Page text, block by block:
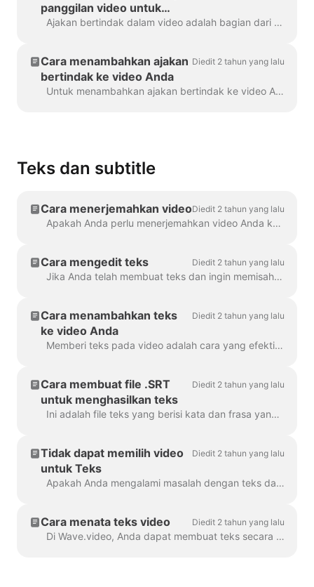
panggilan video untuk
bertindak?
Ajakan bertindak dalam video adalah bagian dari konten yang mendorong pemirsa untuk melakukan tindakan tertentu setelah mereka menonton video Anda. Mungkin saja (tetapi ...
Cara menambahkan ajakan
bertindak ke video Anda
Diedit 2 tahun yang lalu
Untuk menambahkan ajakan bertindak ke video Anda di Wave.video, klik tanda "Tambahkan ajakan bertindak" di timeline. Ini akan tersedia di bagian ...
Teks dan subtitle
Cara menerjemahkan videoDiedit 2 tahun yang lalu
Apakah Anda perlu menerjemahkan video Anda ke berbagai bahasa? Kami bisa melakukannya! Catatan: kami menggunakan teks otomatis di sini. Batasan bulanan Anda...
Cara mengedit teks Diedit 2 tahun yang lalu
Jika Anda telah membuat teks dan ingin memisahkan atau menggabungkannya, gunakan fitur Pisahkan teks atau tombol Enter dan Backspace. Dengan memanfaatkan opsi ini, Anda dapat...
Cara menambahkan teks
ke video Anda
Diedit 2 tahun yang lalu
Memberi teks pada video adalah cara yang efektif untuk menjangkau lebih banyak pemirsa dan meningkatkan keterlibatan untuk konten Anda. Dengan Wave.video, Anda dapat dengan mudah menambahkan teks video otomatis ...
Cara membuat file .SRT
untuk menghasilkan teks
Diedit 2 tahun yang lalu
Ini adalah file teks yang berisi kata dan frasa yang diucapkan dalam video. File semacam itu dapat digunakan bersama dengan file video, atau pemutar video online untuk membuktikan ...
Tidak dapat memilih video
untuk Teks
Diedit 2 tahun yang lalu
Apakah Anda mengalami masalah dengan teks dalam proyek Anda? Mari kita selesaikan masalah itu! Pertama-tama, pastikan unggahan video Anda sudah sepenuhnya...
Cara menata teks video Diedit 2 tahun yang lalu
Di Wave.video, Anda dapat membuat teks secara otomatis untuk video Anda atau mengunggah file .srt atau .vtt. Setelah Anda menambahkan teks ke video, Anda dapat menata...